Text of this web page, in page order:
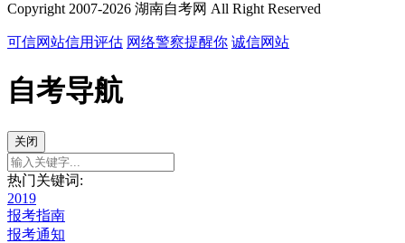
Copyright 2007-2026 湖南自考网 All Right Reserved
可信网站信用评估 网络警察提醒你 诚信网站
自考导航
关闭
热门关键词:
2019
报考指南
报考通知